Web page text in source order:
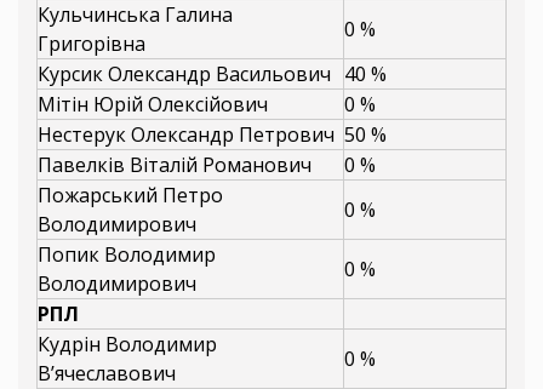
Кульчинська Галина
Григорівна
0 %
Курсик Олександр Васильович 40 %
Мітін Юрій Олексійович
0 %
Нестерук Олександр Петрович 50 %
Павелків Віталій Романович
0 %
Пожарський Петро
Володимирович
0 %
Попик Володимир
Володимирович
0 %
РПЛ
Кудрін Володимир
В’ячеславович
0 %